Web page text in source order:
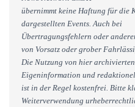
übernimmt keine Haftung für die
dargestellten Events. Auch bei
Übertragungsfehlern oder
von Vorsatz oder grober
Die Nutzung von hier
Eigeninformation und
ist in der Regel kostenfrei. Bitte
Weiterverwendung